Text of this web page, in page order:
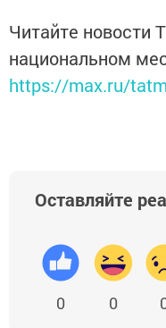
Читайте новости
национальном
https://max.ru/
Оставляйте
0 0